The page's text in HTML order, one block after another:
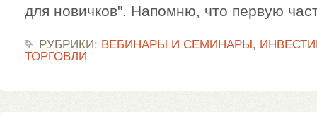
для новичков". Напомню, что первую
РУБРИКИ: ВЕБИНАРЫ И СЕМИНАРЫ,
ТОРГОВЛИ